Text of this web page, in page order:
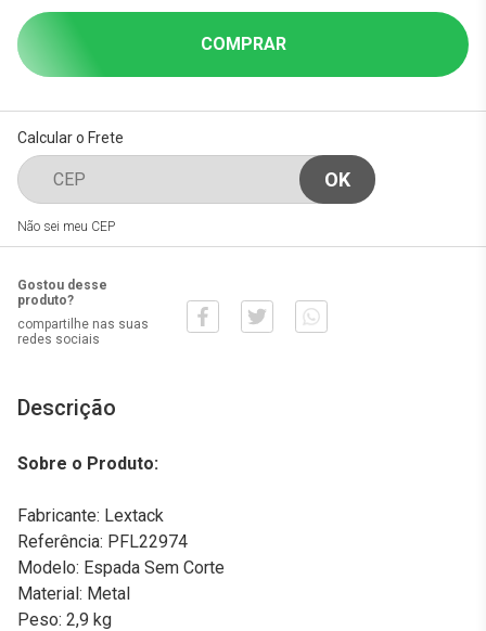
COMPRAR
Calcular o Frete
Não sei meu CEP
Gostou desse
produto?
compartilhe nas suas
redes sociais
Descrição
Sobre o Produto:
Fabricante: Lextack
Referência: PFL22974
Modelo: Espada Sem Corte
Material: Metal
Peso: 2,9 kg